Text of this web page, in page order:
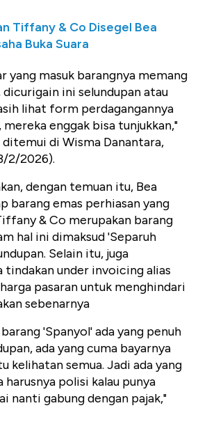
Tiffany & Co Disegel Bea
Buka Suara
yang masuk barangnya memang
dicurigain ini selundupan atau
lihat form perdagangannya
enggak bisa tunjukkan,"
ditemui di Wisma Danantara,
2/2026).
dengan temuan itu, Bea
barang emas perhiasan yang
& Co merupakan barang
hal ini dimaksud 'Separuh
Selain itu, juga
tindakan under invoicing alias
pasaran untuk menghindari
sebenarnya
'Spanyol' ada yang penuh
ada yang cuma bayarnya
kelihatan semua. Jadi ada yang
harusnya polisi kalau punya
nanti gabung dengan pajak,"